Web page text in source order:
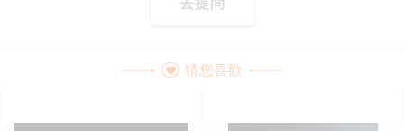
猜您喜歡